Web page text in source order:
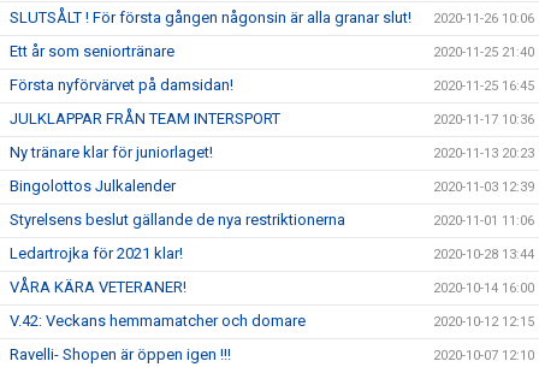
SLUTSÅLT ! För första gången någonsin är alla granar slut! 2020-11-26 10:06
Ett år som seniortränare 2020-11-25 21:40
Första nyförvärvet på damsidan! 2020-11-25 16:45
JULKLAPPAR FRÅN TEAM INTERSPORT 2020-11-17 10:36
Ny tränare klar för juniorlaget! 2020-11-13 20:23
Bingolottos Julkalender 2020-11-03 12:39
Styrelsens beslut gällande de nya restriktionerna 2020-11-01 11:06
Ledartrojka för 2021 klar! 2020-10-28 13:44
VÅRA KÄRA VETERANER! 2020-10-14 16:00
V.42: Veckans hemmamatcher och domare 2020-10-12 12:15
Ravelli- Shopen är öppen igen !!! 2020-10-07 12:10